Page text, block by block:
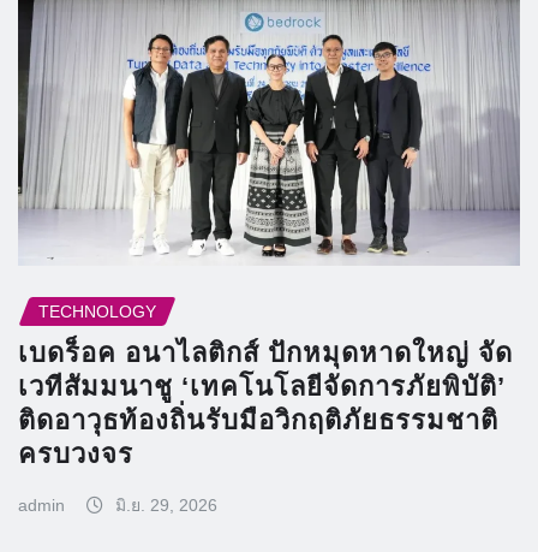
TECHNOLOGY
เบดร็อค อนาไลติกส์ ปักหมุดหาดใหญ่ จัด
เวทีสัมมนาชู ‘เทคโนโลยีจัดการภัยพิบัติ’
ติดอาวุธท้องถิ่นรับมือวิกฤติภัยธรรมชาติ
ครบวงจร
admin มิ.ย. 29, 2026